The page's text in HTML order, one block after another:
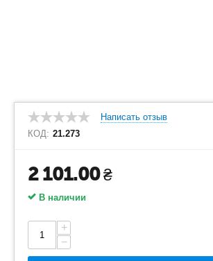
Написать отзыв
КОД: 21.273
2 101.00₴
В наличии
+
−